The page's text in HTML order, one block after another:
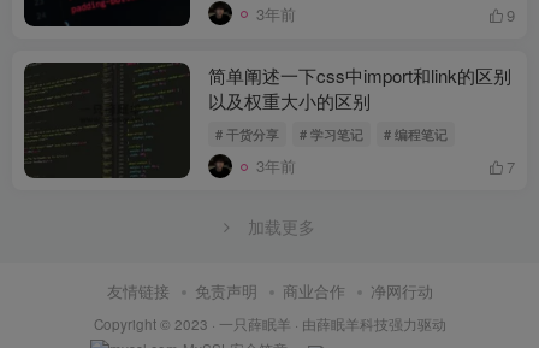
3年前 9
简单阐述一下css中import和link的区别
以及权重大小的区别
# 干货分享 # 学习笔记 # 编程笔记
3年前 7
加载更多
友情链接 免责声明 商业合作 净网行动
Copyright © 2023 · 一只薛眠羊 · 由薛眠羊科技强力驱动